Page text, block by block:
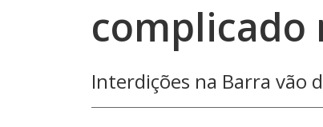
complicado
Interdições na Barra vão